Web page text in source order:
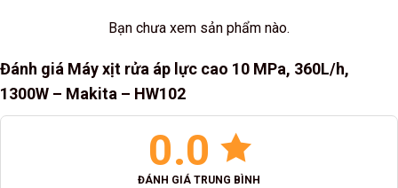
Bạn chưa xem sản phẩm nào.
Đánh giá Máy xịt rửa áp lực cao 10 MPa, 360L/h,
1300W – Makita – HW102
0.0
ĐÁNH GIÁ TRUNG BÌNH